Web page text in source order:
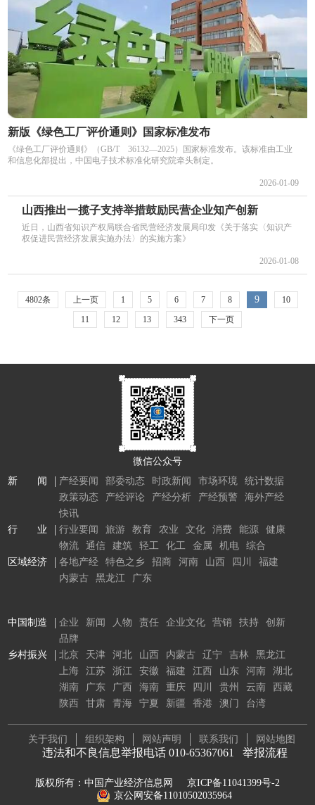
新版《绿色工厂评价通则》国家标准发布
《绿色工厂评价通则》（GB/T 36132—2025）国家标准发布。该标准由工业
和信息化部提出，中国电子技术标准化研究院牵头制定。
2026-01-09
山西推出一揽子支持举措鼓励民营企业知产创新
近日，山西省知识产权局联合省民营经济发展局印发《关于落实〈知识产
权促进民营经济发展实施办法〉的实施方案》
2026-01-08
4802条 上一页 1 5 6 7 8 9
10
11
12 13 343 下一页
微信公众号
新 闻
产经要闻 部委动态 时政新闻 市场环境
统计数据
政策动态
产经评论 产经分析 产经预警
海外产经
快讯
行 业
行业要闻 旅游 教育 农业 文化 消费 能源
健康
物流
通信 建筑 轻工 化工 金属 机电
综合
区域经济
各地产经 特色之乡 招商 河南 山西 四川
福建
内蒙古
黑龙江 广东
中国制造 企业 新闻 人物 责任 企业文化 营销 扶持
创新
品牌
乡村振兴
北京 天津 河北 山西 内蒙古 辽宁 吉林
黑龙江
上海
江苏 浙江 安徽 福建 江西 山东 河南
湖北
湖南
广东 广西 海南 重庆 四川 贵州 云南
西藏
陕西
甘肃 青海 宁夏 新疆 香港 澳门 台湾
关于我们 组织架构 网站声明 联系我们 网站地图
违法和不良信息举报电话 010-65367061 举报流程
版权所有：中国产业经济信息网
京ICP备11041399号-2
京公网安备11010502035964